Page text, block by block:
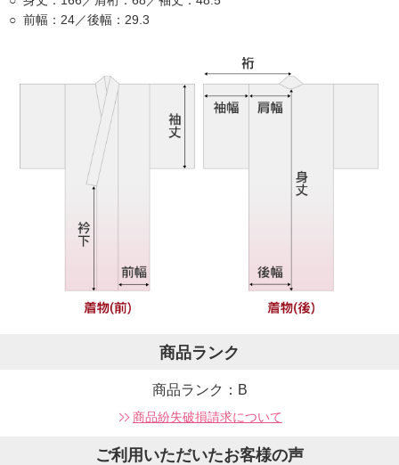
前幅：24／後幅：29.3
商品ランク
商品ランク：B
商品紛失破損請求について
ご利用いただいたお客様の声